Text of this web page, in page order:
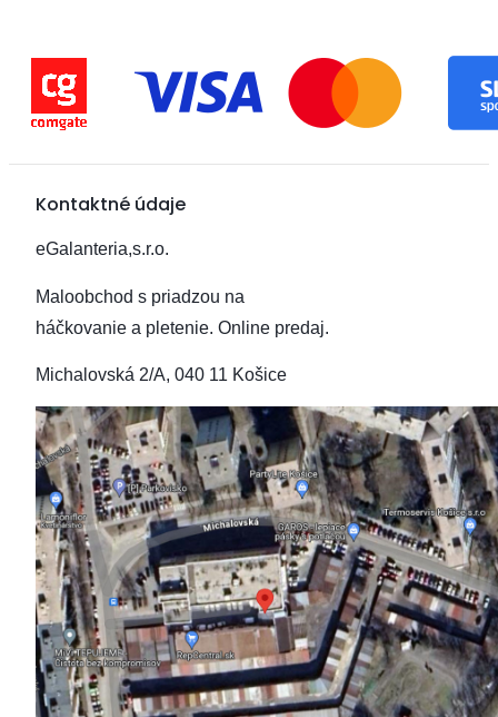
Kontaktné údaje
eGalanteria,s.r.o.
Maloobchod s priadzou na
háčkovanie a pletenie. Online predaj.
Michalovská 2/A, 040 11 Košice